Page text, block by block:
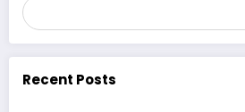
Recent Posts